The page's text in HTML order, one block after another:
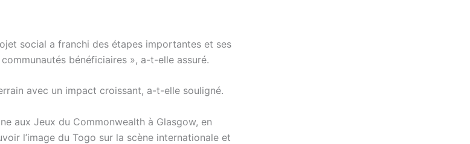
social a franchi des étapes importantes et ses
bénéficiaires », a-t-elle assuré.
avec un impact croissant, a-t-elle souligné.
aux Jeux du Commonwealth à Glasgow, en
l’image du Togo sur la scène internationale et